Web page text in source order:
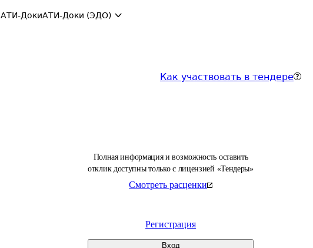
АТИ-ДокиАТИ-Доки (ЭДО)
Как участвовать в тендере
Полная информация и возможность оставить
отклик доступны только с лицензией «Тендеры»
Смотреть расценки
Регистрация
Вход